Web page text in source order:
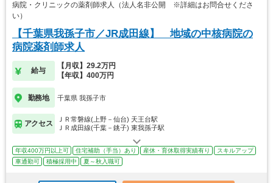
病院・クリニックの薬剤師求人（法人名非公開 ※詳細はお問合せくださ
い）
【千葉県我孫子市／JR成田線】 地域の中核病院の
病院薬剤師求人
給与
【月収】29.2万円
【年収】400万円
勤務地 千葉県 我孫子市
アクセス
ＪＲ常磐線(上野－仙台) 天王台駅
ＪＲ成田線(千葉－銚子) 東我孫子駅
年収400万円以上可 住宅補助（手当）あり 産休・育休取得実績有り
スキルアップ
車通勤可
積極採用中 夏～秋入職可